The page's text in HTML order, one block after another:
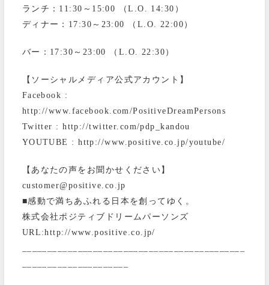
ランチ：11:30～15:00 （L.O. 14:30）
ディナー：17:30～23:00 （L.O. 22:00）
バー：17:30～23:00 （L.O. 22:30）
【ソーシャルメディア公式アカウント】
Facebook :
http://www.facebook.com/PositiveDreamPersons
Twitter : http://twitter.com/pdp_kandou
YOUTUBE : http://www.positive.co.jp/youtube/
【あなたの声をお聞かせください】
customer@positive.co.jp
■感動で満ちあふれる日本を創ってゆく。
株式会社ポジティブドリームパーソンズ
URL:http://www.positive.co.jp/